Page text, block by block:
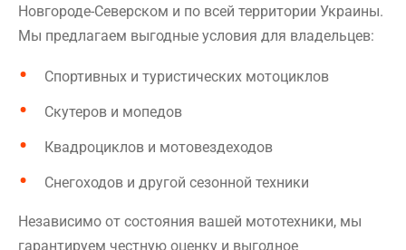
Новгороде-Северском и по всей территории Украины.
Мы предлагаем выгодные условия для владельцев:
Спортивных и туристических мотоциклов
Скутеров и мопедов
Квадроциклов и мотовездеходов
Снегоходов и другой сезонной техники
Независимо от состояния вашей мототехники, мы
гарантируем честную оценку и выгодное